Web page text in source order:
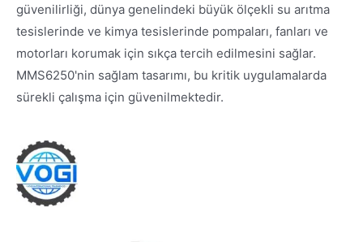
güvenilirliği, dünya genelindeki büyük ölçekli su arıtma
tesislerinde ve kimya tesislerinde pompaları, fanları ve
motorları korumak için sıkça tercih edilmesini sağlar.
MMS6250'nin sağlam tasarımı, bu kritik uygulamalarda
sürekli çalışma için güvenilmektedir.